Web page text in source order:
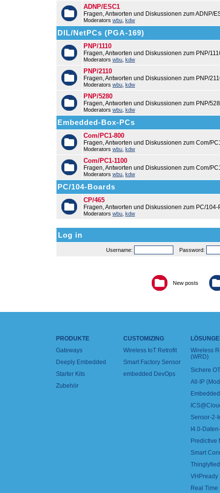
ADNP/ESC1
Fragen, Antworten und Diskussionen zum ADNP/
Moderators wbu kdw
DIL/NetPCs (PGA-169)
PNP/1110
Fragen, Antworten und Diskussionen zum PNP/
Moderators wbu kdw
PNP/2110
Fragen, Antworten und Diskussionen zum PNP/
Moderators wbu kdw
PNP/5280
Fragen, Antworten und Diskussionen zum PNP/
Moderators wbu kdw
Embedded-Box-PCs
Com/PC1-800
Fragen, Antworten und Diskussionen zum Com/
Moderators wbu kdw
Com/PC1-1100
Fragen, Antworten und Diskussionen zum Com/
Moderators wbu kdw
PC/104-Boards
CP/465
Fragen, Antworten und Diskussionen zum PC/
Moderators wbu kdw
Log in
Username: Password:
New posts
PRODUKTE
Gateways
Deeply Embedded
Starter Kits
Zubehör
CUSTOMIZING
Wireless IoT Retrofit
Smart Factory Sensor
embedded DevOps
Wireless
(WRD)
Sichere
All-IP
Sensor-2-
I4.0-
Predictive
Smart
VHPready
Real